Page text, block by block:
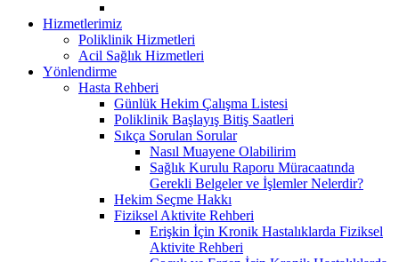
Hizmetlerimiz
Poliklinik Hizmetleri
Acil Sağlık Hizmetleri
Yönlendirme
Hasta Rehberi
Günlük Hekim Çalışma Listesi
Poliklinik Başlayış Bitiş Saatleri
Sıkça Sorulan Sorular
Nasıl Muayene Olabilirim
Sağlık Kurulu Raporu Müracaatında
Gerekli Belgeler ve İşlemler Nelerdir?
Hekim Seçme Hakkı
Fiziksel Aktivite Rehberi
Erişkin İçin Kronik Hastalıklarda Fiziksel
Aktivite Rehberi